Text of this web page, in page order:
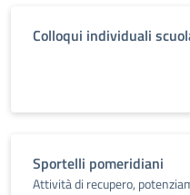
Colloqui individuali
Sportelli pomeridiani
Attività di recupero,